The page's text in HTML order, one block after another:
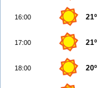
16:00 21º
17:00 21º
18:00 20º